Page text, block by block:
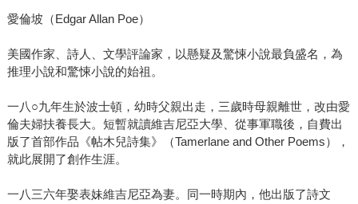
愛倫坡（Edgar Allan Poe）
美國作家、詩人、文學評論家，以懸疑及驚悚小說最負盛名，為
推理小說和驚悚小說的始祖。
一八○九年生於波士頓，幼時父親出走，三歲時母親離世，改由愛
倫夫婦扶養長大。短暫就讀維吉尼亞大學、從事軍職後，自費出
版了首部作品《帖木兒詩集》（Tamerlane and Other Poems），
就此展開了創作生涯。
一八三六年娶表妹維吉尼亞為妻。同一時期內，他出版了詩文